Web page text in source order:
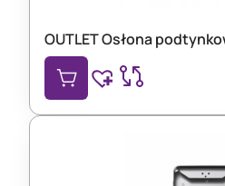
OUTLET Osłona